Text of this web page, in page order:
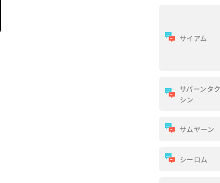
サイアム
サパーンタク
シン
サムヤーン
シーロム